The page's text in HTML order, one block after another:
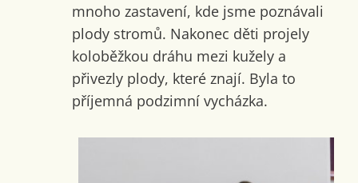
mnoho zastavení, kde jsme poznávali
plody stromů. Nakonec děti projely
koloběžkou dráhu mezi kužely a
přivezly plody, které znají. Byla to
příjemná podzimní vycházka.